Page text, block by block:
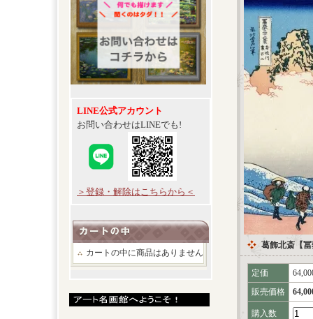
LINE公式アカウント
お問い合わせはLINEでも!
＞登録・解除はこちらから＜
カートの中に商品はありません
葛飾北斎【
定価
販売価格
購入数